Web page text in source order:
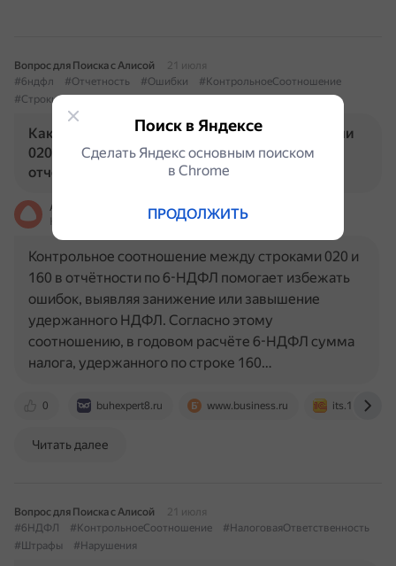
Вопрос для Поиска с Алисой
21 июля
#6ндфл
#Отчетность #Ошибки
#КонтрольноеСоотношение
#Строки020
Как контрольное соотношение между строками
020 и 160 помогает избежать ошибок в
отчетности по 6-НДФЛ?
Алиса
На основе источников, возможны неточности
0 buhexpert8.ru www.business.ru its.1c.ru
Контрольное соотношение между строками 020 и
160 в отчётности по 6-НДФЛ помогает избежать
ошибок, выявляя занижение или завышение
удержанного НДФЛ. Согласно этому
соотношению, в годовом расчёте 6-НДФЛ сумма
налога, удержанного по строке 160…
Читать далее
Вопрос для Поиска с Алисой
21 июля
#6НДФЛ
#КонтрольноеСоотношение
#НалоговаяОтветственность
#Штрафы
#Нарушения
Поиск в Яндексе
Сделать Яндекс основным поиском
в Сhrome
ПРОДОЛЖИТЬ